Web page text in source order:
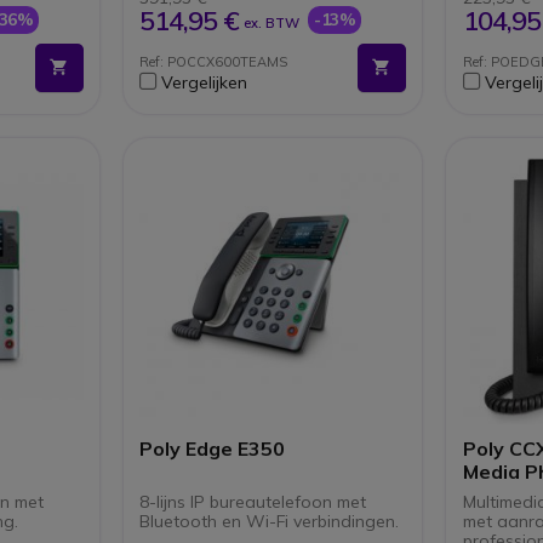
(PoE)
omgevingsgeluid
Gemakkelijk te installeren en
Flexibele headset-
connectiviteit
514,95 € ex. BTW -13%
Ref: POCCX600TEAMS
Vergelijken
USB-C
Ref:
met
Poly Edge E350
8-lijns IP bureautelefoon met
Bluetooth en Wi-Fi verbindingen.
Poly
Media
met